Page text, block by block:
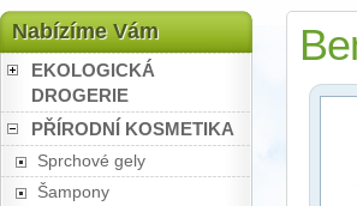
Nabízíme Vám
EKOLOGICKÁ
DROGERIE
PŘÍRODNÍ KOSMETIKA
Sprchové gely
Šampony